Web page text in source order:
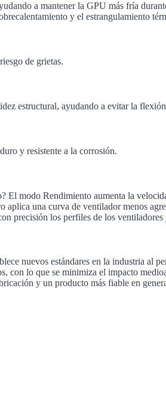
a mantener la GPU más fría
y el estrangulamiento
de grietas.
estructural, ayudando a evitar la
y resistente a la corrosión.
El modo Rendimiento aumenta la
una curva de ventilador menos
precisión los perfiles de los ventiladores
nuevos estándares en la industria al
con lo que se minimiza el impacto
y un producto más fiable en